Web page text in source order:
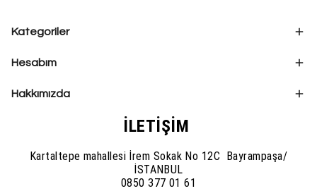
Kategoriler
Hesabım
Hakkımızda
İLETİŞİM
Kartaltepe mahallesi İrem Sokak No 12C Bayrampaşa/
İSTANBUL
0850 377 01 61